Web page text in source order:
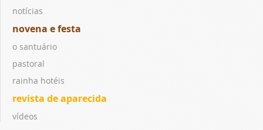
notícias
novena e festa
o santuário
pastoral
rainha hotéis
revista de aparecida
vídeos